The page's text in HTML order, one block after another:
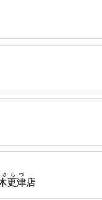
更津
らづ
店